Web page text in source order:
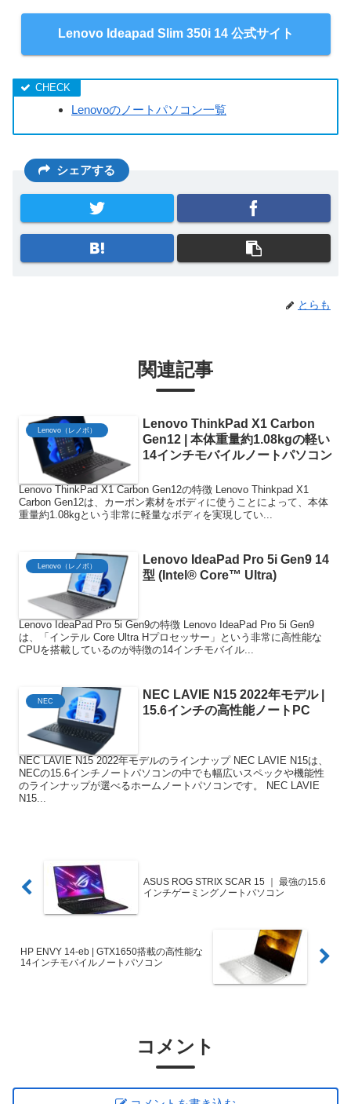
Lenovo Ideapad Slim 350i 14 公式サイト
Lenovoのノートパソコン一覧
シェアする
とらも
関連記事
Lenovo（レノボ）
Lenovo ThinkPad X1 Carbon
Gen12 | 本体重量約1.08kgの軽い
14インチモバイルノートパソコン
Lenovo ThinkPad X1 Carbon Gen12の特徴 Lenovo Thinkpad X1
Carbon Gen12は、カーボン素材をボディに使うことによって、本体
重量約1.08kgという非常に軽量なボディを実現してい...
Lenovo（レノボ）
Lenovo IdeaPad Pro 5i Gen9 14
型 (Intel® Core™ Ultra)
Lenovo IdeaPad Pro 5i Gen9の特徴 Lenovo IdeaPad Pro 5i Gen9
は、「インテル Core Ultra Hプロセッサー」という非常に高性能な
CPUを搭載しているのが特徴の14インチモバイル...
NEC
NEC LAVIE N15 2022年モデル |
15.6インチの高性能ノートPC
NEC LAVIE N15 2022年モデルのラインナップ NEC LAVIE N15は、
NECの15.6インチノートパソコンの中でも幅広いスペックや機能性
のラインナップが選べるホームノートパソコンです。 NEC LAVIE
N15...
ASUS ROG STRIX SCAR 15 ｜ 最強の15.6
インチゲーミングノートパソコン
HP ENVY 14-eb | GTX1650搭載の高性能な
14インチモバイルノートパソコン
コメント